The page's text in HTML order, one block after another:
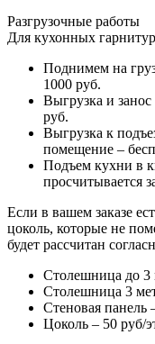
Разгрузочные работы
Для кухонных
Поднимем на
1000 руб.
Выгрузка и
руб.
Выгрузка к
помещение –
Подъем кухни в
просчитывается
Если в вашем заказе
цоколь, которые не
будет рассчитан
Столешница до 3
Столешница 3
Стеновая панель
Цоколь – 50 руб/